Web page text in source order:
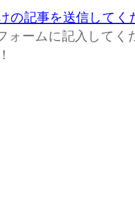
の記事を送信してく
ォームに記入してく